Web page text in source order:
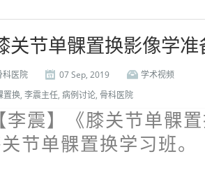
关节单髁置换影像学准
科医院 07 Sep, 2019
学术视频
置换, 李震主任, 病例讨论, 骨科医院
【李震】《膝关节单
节单髁置换学习班。